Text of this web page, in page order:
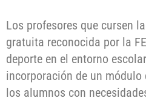
Los profesores que cursen
gratuita reconocida por la
deporte en el entorno
incorporación de un
los alumnos con